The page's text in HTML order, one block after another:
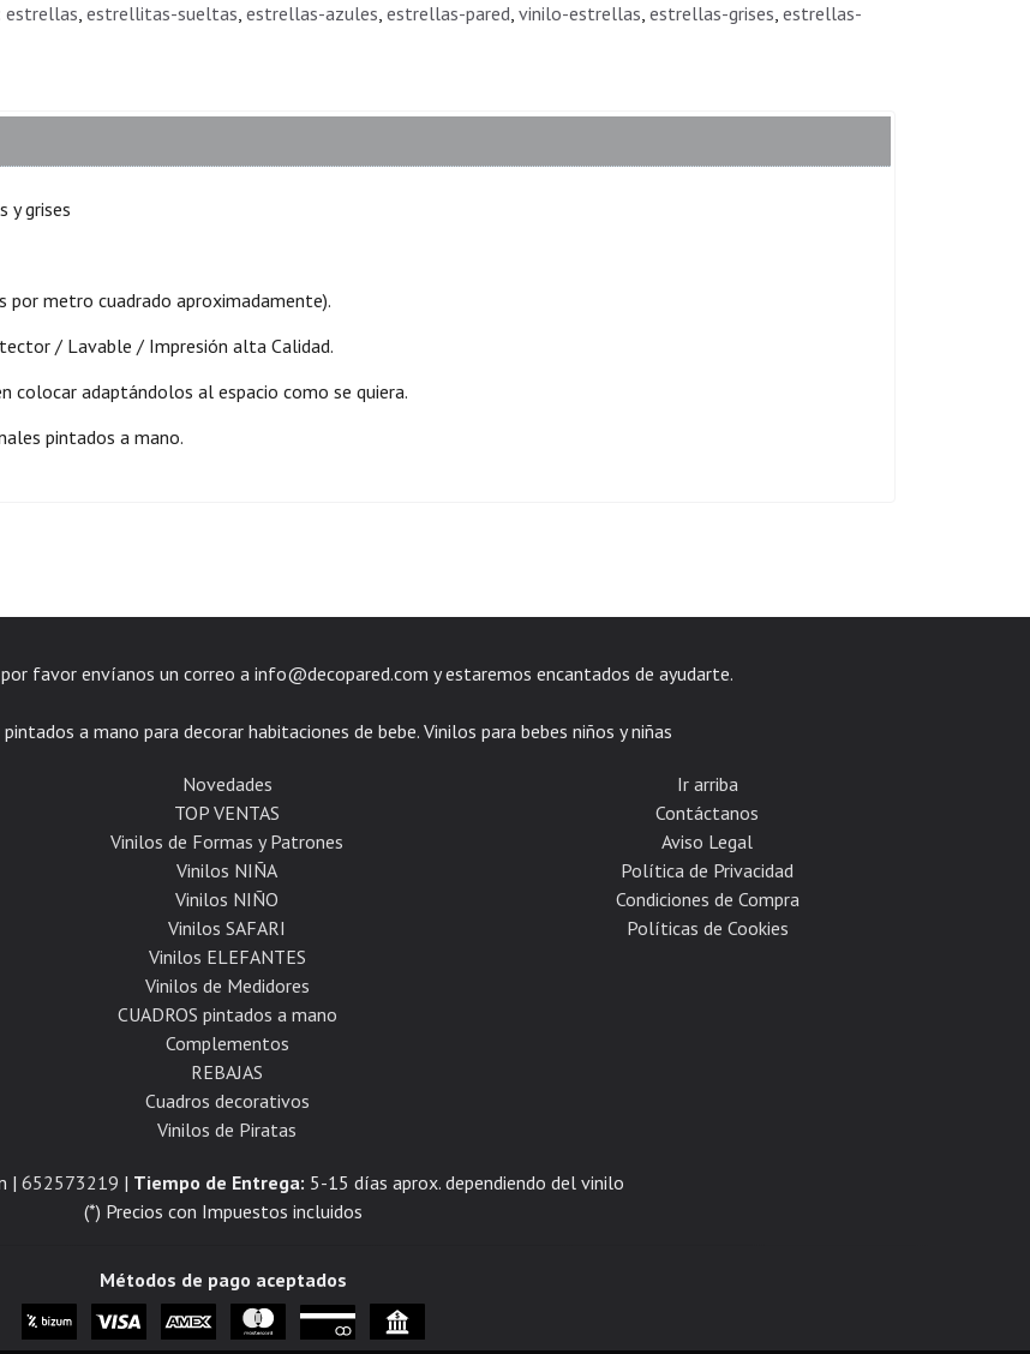
estrellas estrellitas-sueltas estrellas-azules estrellas-pared vinilo-estrellas estrellas-grises estrellas-
y grises
metro cuadrado aproximadamente).
/ Lavable / Impresión alta Calidad.
colocar adaptándolos al espacio como se quiera.
pintados a mano.
favor envíanos un correo a info@decopared.com y estaremos encantados de ayudarte.
a mano para decorar habitaciones de bebe. Vinilos para bebes niños y niñas
Novedades
TOP VENTAS
Vinilos de Formas y Patrones
Vinilos NIÑA
Vinilos NIÑO
Vinilos SAFARI
Vinilos ELEFANTES
Vinilos de Medidores
CUADROS pintados a mano
Complementos
REBAJAS
Cuadros decorativos
Vinilos de Piratas
Ir arriba
Contáctanos
Aviso Legal
Política de Privacidad
Condiciones de Compra
Políticas de Cookies
| 652573219 | Tiempo de Entrega: 5-15 días aprox. dependiendo del vinilo
(*) Precios con Impuestos incluidos
Métodos de pago aceptados